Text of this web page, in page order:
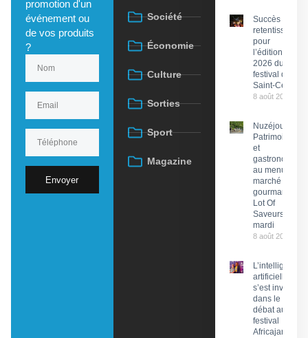
promotion d'un
événement ou
de vos produits
?
Envoyer
Société
Économie
Culture
Sorties
Sport
Magazine
Succès
retentissant
pour
l’édition
2026 du
festival de
Saint-Céré
8 août 2026
Nuzéjouls :
Patrimoine
et
gastronomie
au menu du
marché
gourmand
Lot Of
Saveurs ce
mardi
8 août 2026
L’intelligence
artificielle
s’est invitée
dans le
débat au
festival
Africajarc